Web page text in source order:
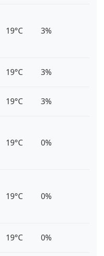
19°C 3%
19°C 3%
19°C 3%
19°C 0%
19°C 0%
19°C 0%